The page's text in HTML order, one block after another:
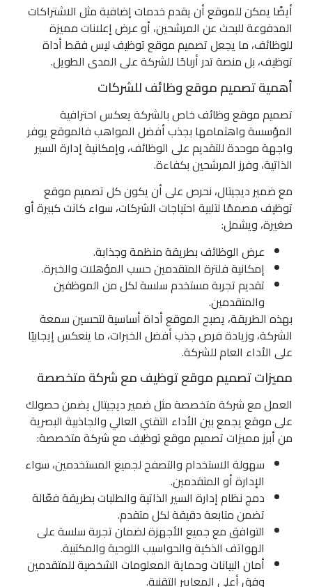
أيضًا يمكن للموقع أن يقدم خدمات إضافية مثل الاشتراكات
المدفوعة للبحث عن المرشحين، أو عرض إعلانات مميزة
للوظائف، ما يجعل تصميم موقع توظيف ليس فقط أداة
توظيف، بل منصة تدر أرباحًا للشركة على المدى الطويل.
أهمية تصميم موقع وظائف للشركات
تصميم موقع وظائف خاص بالشركة يعكس احترافية
المؤسسة واهتمامها بجذب أفضل المواهب فالموقع يوفر
واجهة موحدة للتقديم على الوظائف، وإمكانية إدارة السير
الذاتية، وفرز المرشحين بكفاءة.
مع ضمير ديجيتال، نحرص على أن يكون كل تصميم موقع
توظيف مصممًا لتلبية احتياجات الشركات، سواء كانت كبيرة أو
صغيرة، ويشمل:
عرض الوظائف بطريقة منظمة وجذابة.
إمكانية فلترة المتقدمين حسب المؤهلات والخبرة.
تقديم تجربة مستخدم سلسة لكل من الموظفين
والمتقدمين.
بهذه الطريقة، يصبح الموقع أداة أساسية لتحسين سمعة
الشركة، وزيادة فرص جذب أفضل الخبرات، ما ينعكس إيجابيًا
على الأداء العام للشركة.
مميزات تصميم موقع توظيف مع شركة متخصصة
العمل مع شركة متخصصة مثل ضمير ديجيتال يضمن حصولك
على موقع يجمع بين الأداء التقني العالي والجاذبية البصرية
من أبرز مميزات تصميم موقع توظيف مع شركة متخصصة:
سهولة الاستخدام والتصفح لجميع المستخدمين، سواء
الإدارة أو المتقدمين.
دمج نظام إدارة السير الذاتية والطلبات بطريقة فعّالة
تضمن متابعة دقيقة لكل متقدم.
التوافق مع جميع الأجهزة لضمان تجربة سلسة على
الهواتف الذكية والحواسيب اللوحية والمكتبية.
أمان البيانات وحماية المعلومات الشخصية للمتقدمين
وفق أعلى المعايير التقنية.